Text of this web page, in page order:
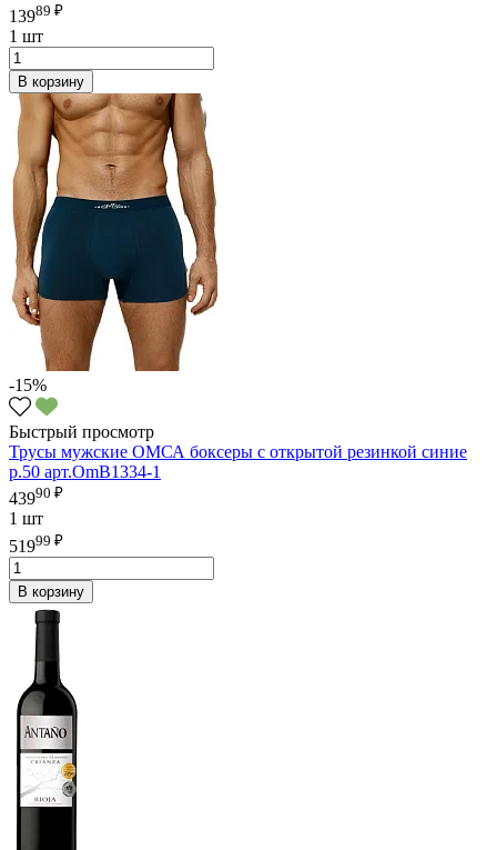
13989 ₽
1 шт
В корзину
-15%
Быстрый просмотр
Трусы мужские ОМСА боксеры с открытой резинкой синие
р.50 арт.OmB1334-1
43990 ₽
1 шт
51999 ₽
В корзину